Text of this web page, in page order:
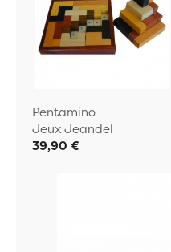
Pentamino
Jeux Jeandel
39,90 €